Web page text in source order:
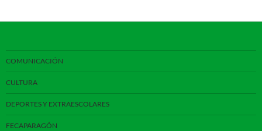
COMUNICACIÓN
CULTURA
DEPORTES Y EXTRAESCOLARES
FECAPARAGÓN